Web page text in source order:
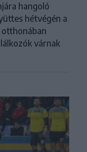
hangoló
hétvégén a
otthonában
várnak